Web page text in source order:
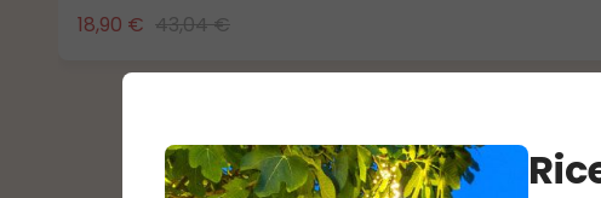
18,90 € 43,04 €